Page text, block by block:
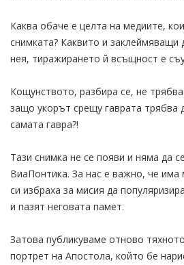
Каква обаче е целта на медиите,
снимката? Каквито и
нея, тиражирането й всъщност е
Кощунството, разбира се, не
защо укорът срещу гаврата трябва
самата гавра?!
Тази снимка не се появи и няма да
ВиаПонтика. За нас е важно, че има
си избраха за мисия да
и пазят неговата памет.
Затова публикуваме отново
портрет на Апостола, който бе